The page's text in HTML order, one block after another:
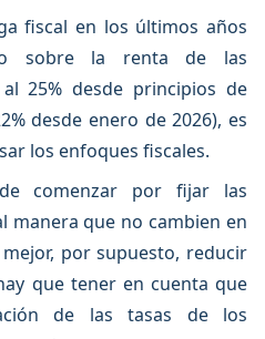
fiscal en los últimos años
sobre la renta de las
25% desde principios de
desde enero de 2026), es
los enfoques fiscales.
comenzar por fijar las
manera que no cambien en
por supuesto, reducir
que tener en cuenta que
de las tasas de los